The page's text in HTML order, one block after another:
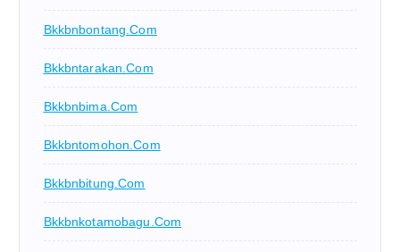
Bkkbnbontang.com
Bkkbntarakan.com
Bkkbnbima.com
Bkkbntomohon.com
Bkkbnbitung.com
Bkkbnkotamobagu.com